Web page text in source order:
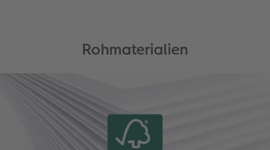
Rohmaterialien